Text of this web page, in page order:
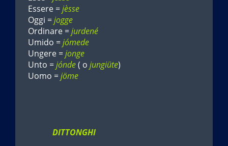
Essere =jèsse
Oggi =jogge
Ordinare =jurdené
Umido =jómede
Ungere =jonge
Unto =jónde( o jungiüte)
Uomo =jöme
DITTONGHI